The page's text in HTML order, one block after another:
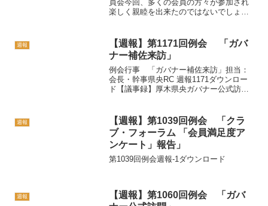
員会今回、多くの会員の方々が参加され
楽しく親睦を出来たのではないでしょう
夏を満喫したい『タヒチアンダンスを呼
ぼう』の掛け声から始まり...
週報
【週報】第1171回例会 「ガバ
ナー補佐来訪」
例会行事 「ガバナー補佐来訪」担当：
会長・幹事県央RC 週報1171ダウンロー
ド【議事録】厚木県央ガバナー公式訪問
週報
【週報】第1039回例会 「クラ
ブ・フォーラム 「会員満足度ア
ンケート」報告」
第1039回例会週報-1ダウンロード
週報
【週報】第1060回例会 「ガバ